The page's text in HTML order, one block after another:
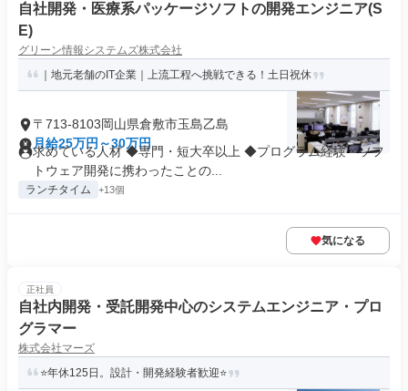
自社開発・医療系パッケージソフトの開発エンジニア(S
E)
グリーン情報システムズ株式会社
｜地元老舗のIT企業｜上流工程へ挑戦できる！土日祝休
〒713-8103岡山県倉敷市玉島乙島
月給25万円～30万円
求めている人材 ◆専門・短大卒以上 ◆プログラム経験・ソフ
トウェア開発に携わったことの...
ランチタイム +13個
気になる
正社員
自社内開発・受託開発中心のシステムエンジニア・プロ
グラマー
株式会社マーズ
⭐年休125日。設計・開発経験者歓迎⭐